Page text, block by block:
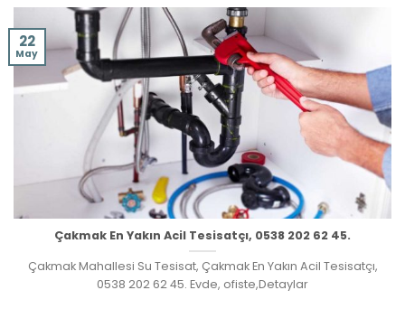
Çakmak En Yakın Acil Tesisatçı, 0538 202 62 45.
Çakmak Mahallesi Su Tesisat, Çakmak En Yakın Acil Tesisatçı,
0538 202 62 45. Evde, ofiste,Detaylar
22
May